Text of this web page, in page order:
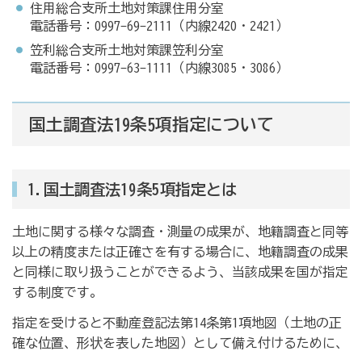
住用総合支所土地対策課住用分室
電話番号：0997-69-2111（内線2420・2421）
笠利総合支所土地対策課笠利分室
電話番号：0997-63-1111（内線3085・3086）
国土調査法19条5項指定について
1.国土調査法19条5項指定とは
土地に関する様々な調査・測量の成果が、地籍調査と同等
以上の精度または正確さを有する場合に、地籍調査の成果
と同様に取り扱うことができるよう、当該成果を国が指定
する制度です。
指定を受けると不動産登記法第14条第1項地図（土地の正
確な位置、形状を表した地図）として備え付けるために、